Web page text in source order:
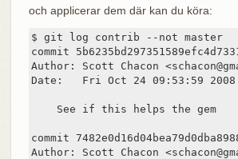
och applicerar dem där kan du köra:
$ git log contrib --not master
commit
Author: Scott Chacon
Date:   Fri Oct 24 09:53:59 2008
    See if this helps the gem
commit
Author: Scott Chacon